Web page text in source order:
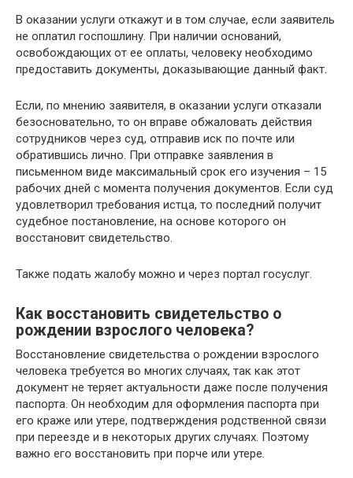
В оказании услуги откажут и в том случае, если заявитель
не оплатил госпошлину. При наличии оснований,
освобождающих от ее оплаты, человеку необходимо
предоставить документы, доказывающие данный факт.
Если, по мнению заявителя, в оказании услуги отказали
безосновательно, то он вправе обжаловать действия
сотрудников через суд, отправив иск по почте или
обратившись лично. При отправке заявления в
письменном виде максимальный срок его изучения – 15
рабочих дней с момента получения документов. Если суд
удовлетворил требования истца, то последний получит
судебное постановление, на основе которого он
восстановит свидетельство.
Также подать жалобу можно и через портал госуслуг.
Как восстановить свидетельство о
рождении взрослого человека?
Восстановление свидетельства о рождении взрослого
человека требуется во многих случаях, так как этот
документ не теряет актуальности даже после получения
паспорта. Он необходим для оформления паспорта при
его краже или утере, подтверждения родственной связи
при переезде и в некоторых других случаях. Поэтому
важно его восстановить при порче или утере.